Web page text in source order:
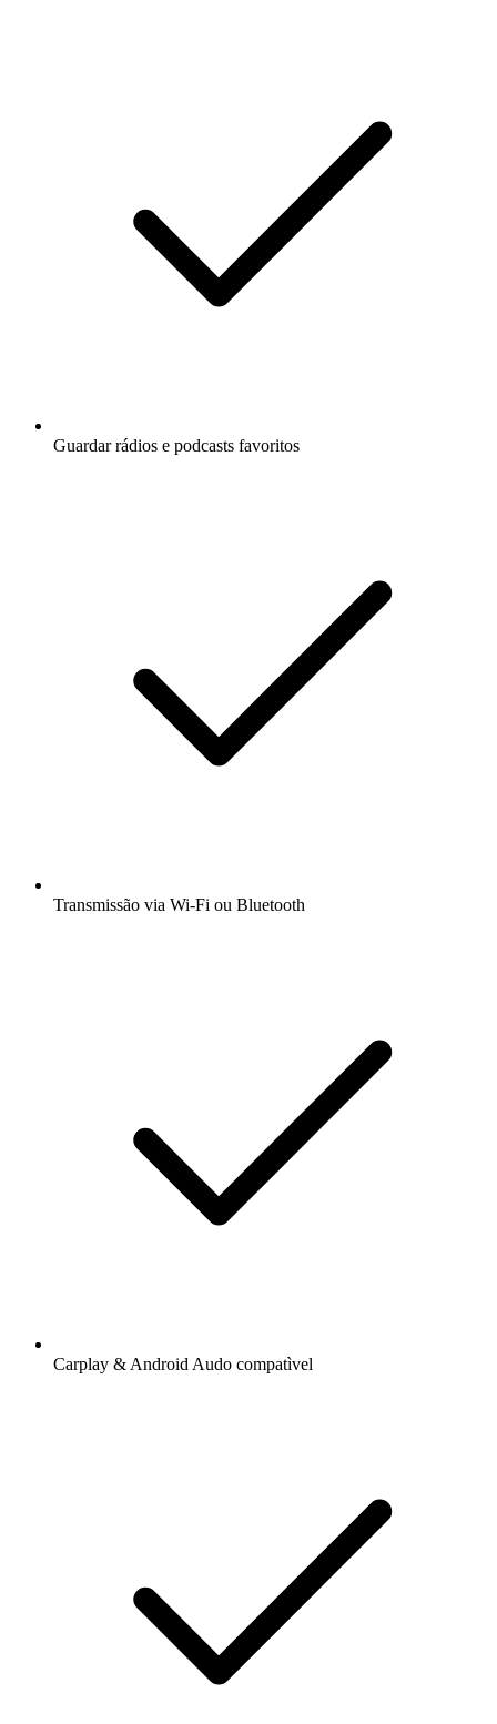
Guardar rádios e podcasts favoritos
Transmissão via Wi-Fi ou Bluetooth
Carplay & Android Audo compatìvel